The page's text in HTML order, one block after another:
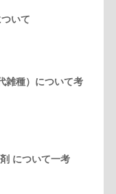
いて
雑種）について考
について一考